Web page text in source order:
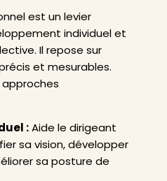
est un levier
individuel et
Il repose sur
et mesurables.
:Aide le dirigeant
sa vision, développer
sa posture de